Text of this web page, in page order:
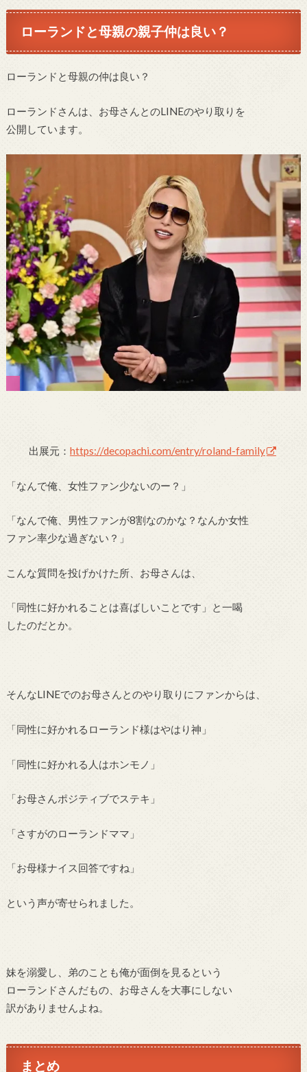
ローランドと母親の親子仲は良い？
ローランドと母親の仲は良い？
ローランドさんは、お母さんとのLINEのやり取りを
公開しています。
出展元： https://decopachi.com/entry/roland-family
「なんで俺、女性ファン少ないのー？」
「なんで俺、男性ファンが8割なのかな？なんか女性
ファン率少な過ぎない？」
こんな質問を投げかけた所、お母さんは、
「同性に好かれることは喜ばしいことです」と一喝
したのだとか。
そんなLINEでのお母さんとのやり取りにファンからは、
「同性に好かれるローランド様はやはり神」
「同性に好かれる人はホンモノ」
「お母さんポジティブでステキ」
「さすがのローランドママ」
「お母様ナイス回答ですね」
という声が寄せられました。
妹を溺愛し、弟のことも俺が面倒を見るという
ローランドさんだもの、お母さんを大事にしない
訳がありませんよね。
まとめ